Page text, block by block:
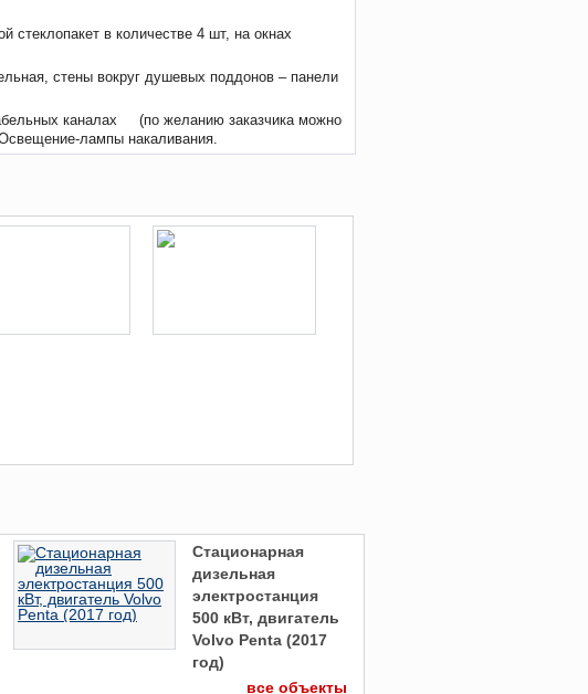
стеклопакет в количестве 4 шт, на окнах
стены вокруг душевых поддонов – панели
каналах (по желанию заказчика можно
лампы накаливания.
Стационарная
дизельная
электростанция
500 кВт, двигатель
Volvo Penta (2017
год)
все объекты